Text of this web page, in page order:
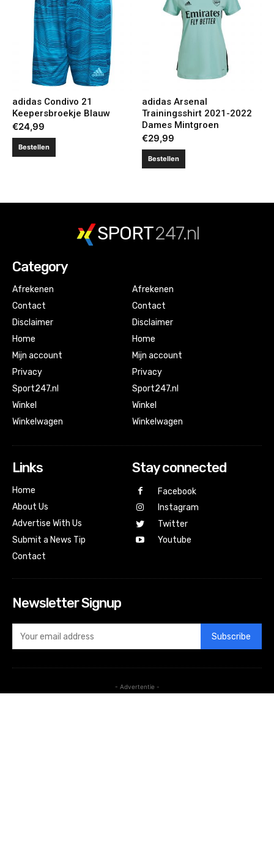
adidas Condivo 21
Keepersbroekje Blauw
€24,99
Bestellen
adidas Arsenal
Trainingsshirt 2021-2022
Dames Mintgroen
€29,99
Bestellen
SPORT247.nl
Category
Afrekenen
Contact
Disclaimer
Home
Mijn account
Privacy
Sport247.nl
Winkel
Winkelwagen
Afrekenen
Contact
Disclaimer
Home
Mijn account
Privacy
Sport247.nl
Winkel
Winkelwagen
Links
Home
About Us
Advertise With Us
Submit a News Tip
Contact
Stay connected
Facebook
Instagram
Twitter
Youtube
Newsletter Signup
Subscribe
- Advertentie -